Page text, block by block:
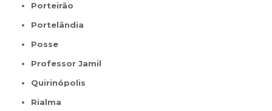
Porteirão
Portelândia
Posse
Professor Jamil
Quirinópolis
Rialma